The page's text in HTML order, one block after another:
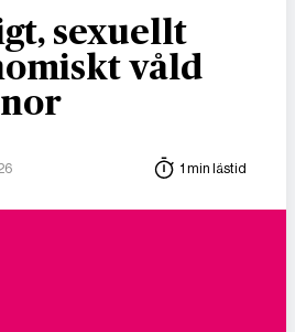
sexuellt
våld
1 min lästid